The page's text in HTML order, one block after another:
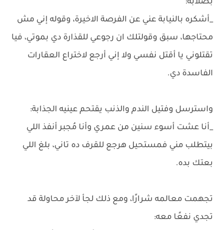
بصلابة:
_أشكره بالنيابة عني عن الفرصة الاخيرة، وقوله إني مش
محتاجها، سبق وقولتلك ان رجوعي للقذارة دي بموتي، فيا
تقتلوني يا أقتل نفسي ولا إني أرجع لاختراع العقارات
الفاسدة دي.
واسترسل وفتيل الندم والذنب يقتحم عينيه الجذابة:
_أنا عشت أسوء سنين من عمري وأنا مُجبر أنفذ اللي
بيتطلب مني فمستحيل هرجع للقرف ده تاني، بلغ اللي
بعتك بده.
تجهمت معالمه شرارًا، ومع ذلك لجأ لآخر محاولة قد
تجدي نفعًا معه: